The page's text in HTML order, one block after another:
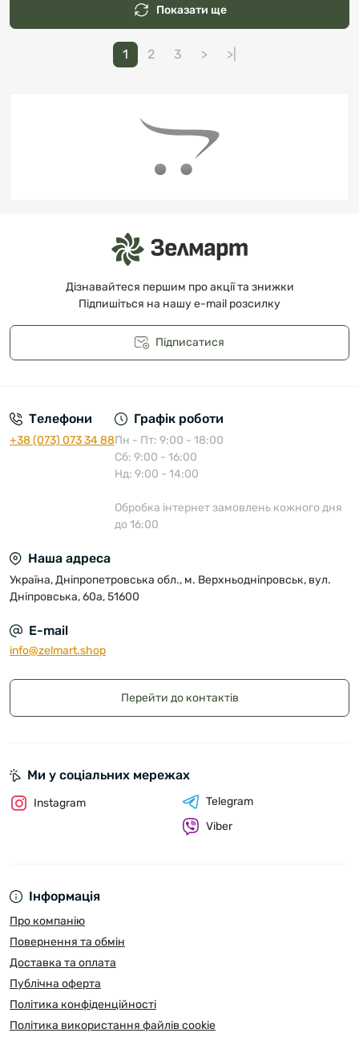
Показати ще
1 2 3 > >|
Дізнавайтеся першим про акції та знижки
Підпишіться на нашу e-mail розсилку
Підписатися
Телефони
+38 (073) 073 34 88
Графік роботи
Пн - Пт: 9:00 - 18:00
Сб: 9:00 - 16:00
Нд: 9:00 - 14:00
Обробка інтернет замовлень кожного дня
до 16:00
Наша адреса
Україна, Дніпропетровська обл., м. Верхньодніпровськ, вул.
Дніпровська, 60а, 51600
E-mail
info@zelmart.shop
Перейти до контактів
Інформація
Про компанію
Повернення та обмін
Доставка та оплата
Публічна оферта
Політика конфіденційності
Політика використання файлів cookie
Ми у соціальних мережах
Instagram
Telegram
Viber